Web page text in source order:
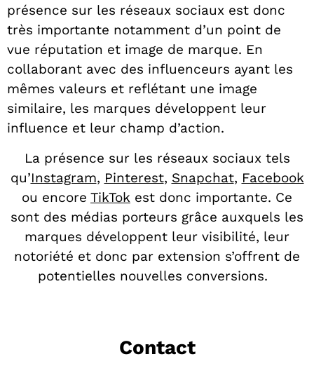
présence sur les réseaux sociaux est donc
très importante notamment d’un point de
vue réputation et image de marque. En
collaborant avec des influenceurs ayant les
mêmes valeurs et reflétant une image
similaire, les marques développent leur
influence et leur champ d’action.
La présence sur les réseaux sociaux tels
qu’Instagram, Pinterest, Snapchat, Facebook
ou encore TikTok est donc importante. Ce
sont des médias porteurs grâce auxquels les
marques développent leur visibilité, leur
notoriété et donc par extension s’offrent de
potentielles nouvelles conversions.
Contact